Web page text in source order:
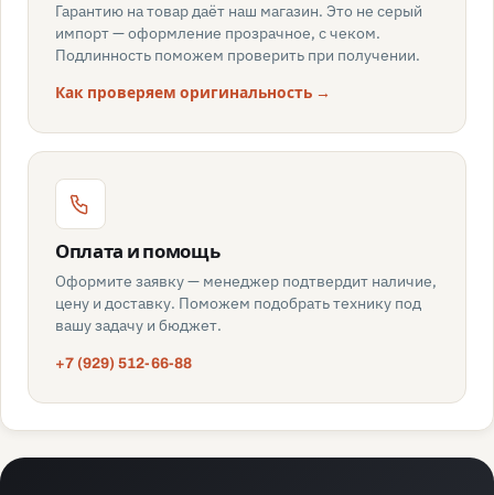
Гарантию на товар даёт наш магазин. Это не серый
импорт — оформление прозрачное, с чеком.
Подлинность поможем проверить при получении.
Как проверяем оригинальность →
Оплата и помощь
Оформите заявку — менеджер подтвердит наличие,
цену и доставку. Поможем подобрать технику под
вашу задачу и бюджет.
+7 (929) 512-66-88